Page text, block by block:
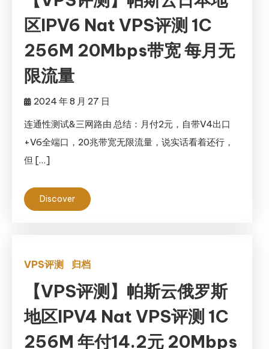
区IPV6 Nat VPS评测 1C
256M 20Mbps带宽 每月无
限流量
2024 年 8 月 27 日
连通性测试&三网路由 总结：月付2元，自带V4出口
+V6全端口，20兆带宽无限流量，说实话看着还行，
但 […]
Discover
VPS评测 归档
【VPS评测】帕斯云俄罗斯
地区IPV4 Nat VPS评测 1C
256M 年付14.2元 20Mbps